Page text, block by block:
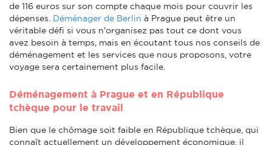
de 116 euros sur son compte chaque mois pour couvrir les
dépenses. Déménager de Berlin à Prague peut être un
véritable défi si vous n'organisez pas tout ce dont vous
avez besoin à temps, mais en écoutant tous nos conseils de
déménagement et les services que nous proposons, votre
voyage sera certainement plus facile.
Déménagement à Prague et en République
tchèque pour le travail
Bien que le chômage soit faible en République tchèque, qui
connaît actuellement un développement économique, il